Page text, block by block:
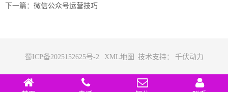
下一篇： 微信公众号运营技巧
蜀ICP备2025152625号-2 XML地图 技术支持： 千伏动力